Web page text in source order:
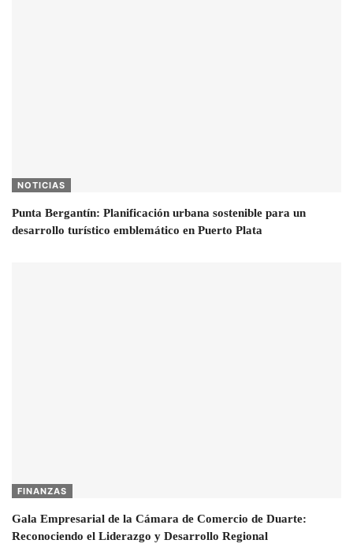
NOTICIAS
Punta Bergantín: Planificación urbana sostenible para un
desarrollo turístico emblemático en Puerto Plata
FINANZAS
Gala Empresarial de la Cámara de Comercio de Duarte:
Reconociendo el Liderazgo y Desarrollo Regional